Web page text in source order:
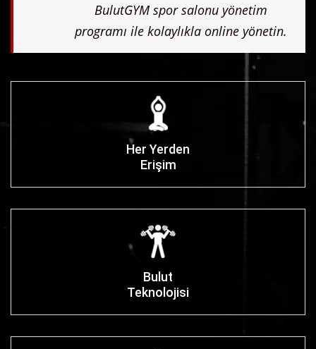
BulutGYM spor salonu yönetim
programı ile kolaylıkla online yönetin.
Her Yerden
Erişim
Bulut
Teknolojisi